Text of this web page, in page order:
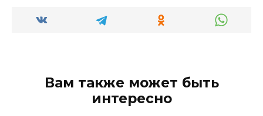
Вам также может быть
интересно